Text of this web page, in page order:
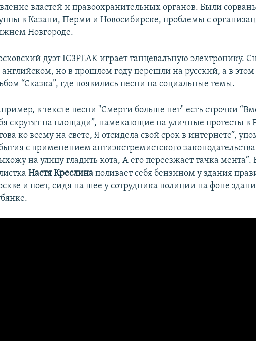
властей и правоохранительных органов. Были
в Казани, Перми и Новосибирске, проблемы с
Новгороде.
дуэт IC3PEAK играет танцевальную электронику.
английском, но в прошлом году перешли на русский, а в
“Сказка”, где появились песни на социальные темы.
в тексте песни "Смерти больше нет" есть строчки
скрутят на площади”, намекающие на уличные протесты в
ко всему на свете, Я отсидела свой срок в интернете”,
с применением антиэкстремистского
на улицу гладить кота, А его переезжает тачка
Настя Креслина поливает себя бензином у здания
и поет, сидя на шее у сотрудника полиции на фоне